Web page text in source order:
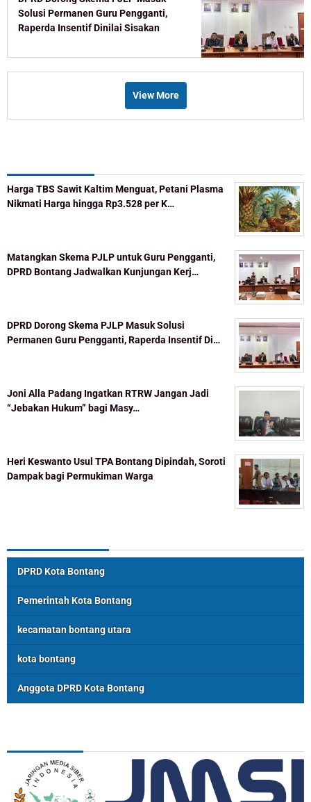
Solusi Permanen Guru Pengganti,
Raperda Insentif Dinilai Sisakan
View More
Harga TBS Sawit Kaltim Menguat, Petani Plasma
Nikmati Harga hingga Rp3.528 per K…
Matangkan Skema PJLP untuk Guru Pengganti,
DPRD Bontang Jadwalkan Kunjungan Kerj…
DPRD Dorong Skema PJLP Masuk Solusi
Permanen Guru Pengganti, Raperda Insentif Di…
Joni Alla Padang Ingatkan RTRW Jangan Jadi
“Jebakan Hukum” bagi Masy…
Heri Keswanto Usul TPA Bontang Dipindah, Soroti
Dampak bagi Permukiman Warga
DPRD Kota Bontang
Pemerintah Kota Bontang
kecamatan bontang utara
kota bontang
Anggota DPRD Kota Bontang